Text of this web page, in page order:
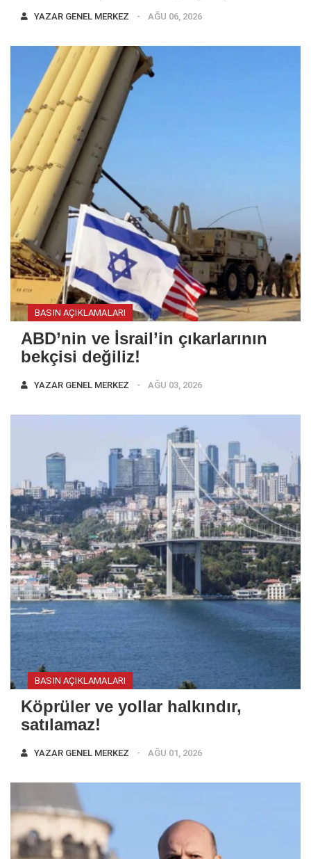
YAZAR GENEL MERKEZ AĞU 06, 2026
BASIN AÇIKLAMALARI
ABD’nin ve İsrail’in çıkarlarının
bekçisi değiliz!
YAZAR GENEL MERKEZ AĞU 03, 2026
BASIN AÇIKLAMALARI
Köprüler ve yollar halkındır,
satılamaz!
YAZAR GENEL MERKEZ AĞU 01, 2026